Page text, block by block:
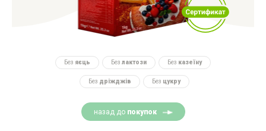
Без яєць Без лактози Без казеїну
Без дріжджів Без цукру
назад до покупок